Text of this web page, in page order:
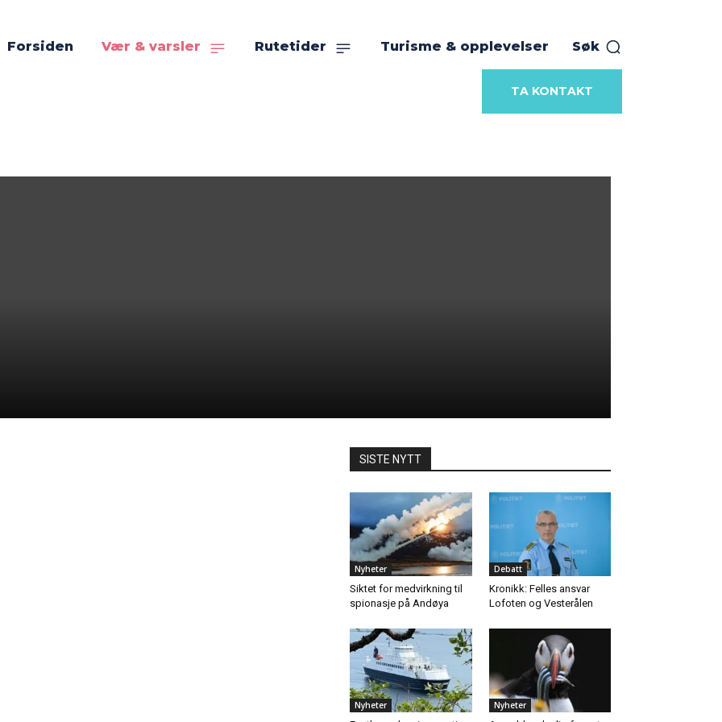
Forsiden Vær & varsler Rutetider Turisme & opplevelser Søk
TA KONTAKT
SISTE NYTT
Nyheter
Siktet for medvirkning til
spionasje på Andøya
Debatt
Kronikk: Felles ansvar
Lofoten og Vesterålen
Nyheter Nyheter